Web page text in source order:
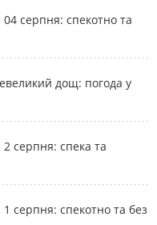
серпня: спекотно та
дощ: погода у
серпня: спека та
серпня: спекотно та без